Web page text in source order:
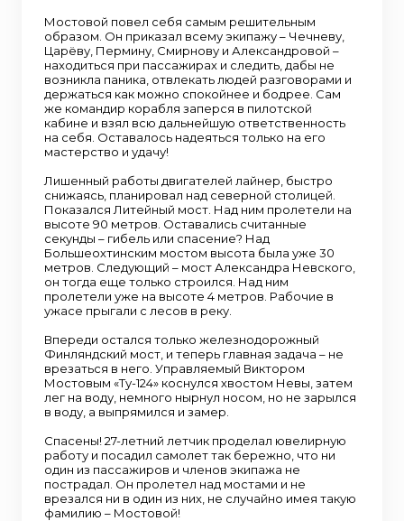
Мостовой повел себя самым решительным
образом. Он приказал всему экипажу – Чечневу,
Царёву, Пермину, Смирнову и Александровой –
находиться при пассажирах и следить, дабы не
возникла паника, отвлекать людей разговорами и
держаться как можно спокойнее и бодрее. Сам
же командир корабля заперся в пилотской
кабине и взял всю дальнейшую ответственность
на себя. Оставалось надеяться только на его
мастерство и удачу!
Лишенный работы двигателей лайнер, быстро
снижаясь, планировал над северной столицей.
Показался Литейный мост. Над ним пролетели на
высоте 90 метров. Оставались считанные
секунды – гибель или спасение? Над
Большеохтинским мостом высота была уже 30
метров. Следующий – мост Александра Невского,
он тогда еще только строился. Над ним
пролетели уже на высоте 4 метров. Рабочие в
ужасе прыгали с лесов в реку.
Впереди остался только железнодорожный
Финляндский мост, и теперь главная задача – не
врезаться в него. Управляемый Виктором
Мостовым «Ту-124» коснулся хвостом Невы, затем
лег на воду, немного нырнул носом, но не зарылся
в воду, а выпрямился и замер.
Спасены! 27-летний летчик проделал ювелирную
работу и посадил самолет так бережно, что ни
один из пассажиров и членов экипажа не
пострадал. Он пролетел над мостами и не
врезался ни в один из них, не случайно имея такую
фамилию – Мостовой!